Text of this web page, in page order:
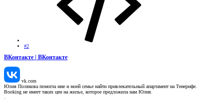
#2
ВКонтакте | ВКонтакте
vk.com
Юлия Полякова помогла мне и моей семье найти привлекательный апартамент на Тенерифе.
Booking не имеет таких цен на жилье, которое предложила нам Юлия.